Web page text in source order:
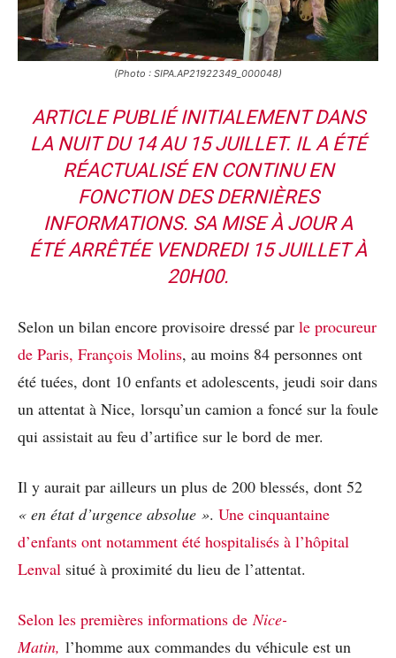
(Photo : SIPA.AP21922349_000048)
ARTICLE PUBLIÉ INITIALEMENT DANS
LA NUIT DU 14 AU 15 JUILLET. IL A ÉTÉ
RÉACTUALISÉ EN CONTINU EN
FONCTION DES DERNIÈRES
INFORMATIONS. SA MISE À JOUR A
ÉTÉ ARRÊTÉE VENDREDI 15 JUILLET À
20H00.
Selon un bilan encore provisoire dressé par le procureur
de Paris, François Molins, au moins 84 personnes ont
été tuées, dont 10 enfants et adolescents, jeudi soir dans
un attentat à Nice, lorsqu’un camion a foncé sur la foule
qui assistait au feu d’artifice sur le bord de mer.
Il y aurait par ailleurs un plus de 200 blessés, dont 52
« en état d’urgence absolue ». Une cinquantaine
d’enfants ont notamment été hospitalisés à l’hôpital
Lenval situé à proximité du lieu de l’attentat.
Selon les premières informations de Nice-
Matin, l’homme aux commandes du véhicule est un